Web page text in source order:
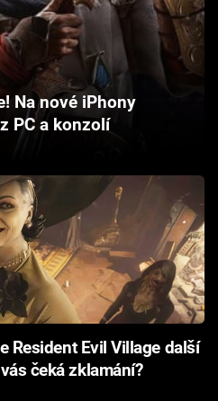
Na nové iPhony
PC a konzolí
Resident Evil Village další
čeká zklamání?